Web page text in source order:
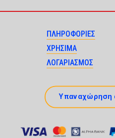
ΠΛΗΡΟΦΟΡΙΕΣ
ΧΡΗΣΙΜΑ
ΛΟΓΑΡΙΑΣΜΟΣ
Υπαναχώρηση